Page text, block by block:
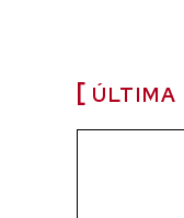
ÚLTIMA